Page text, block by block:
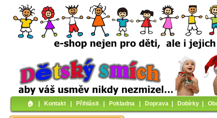
🏠︎ Kontakt Přihlásit Pokladna Doprava Dobírky